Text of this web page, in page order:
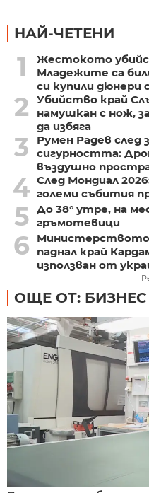
НАЙ-ЧЕТЕНИ
1
Жестокото
Младежите са
си купили дюнери
2
Убийство край
намушкан с нож,
да избяга
3
Румен Радев след
сигурността:
въздушно
4 След Мондиал
големи събития
5 До 38° утре, на
гръмотевици
6
паднал край
използван от
ОЩЕ ОТ: БИЗНЕС